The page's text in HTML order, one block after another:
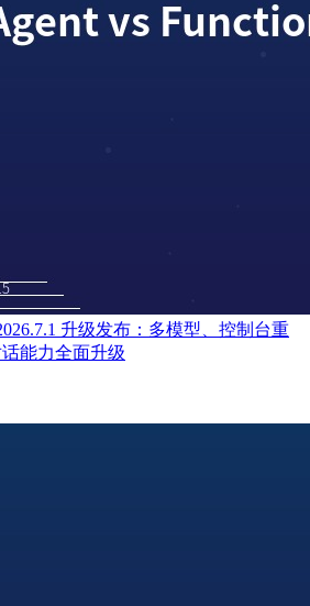
升级发布：多模型、控制台重
能力全面升级